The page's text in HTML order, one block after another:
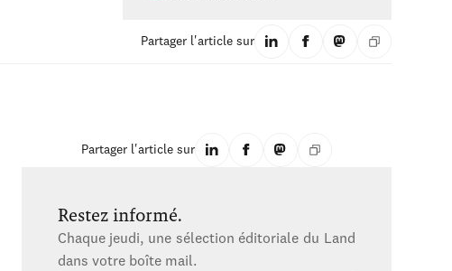
Partager l'article sur
Partager l'article sur
Restez informé.
Chaque jeudi, une sélection éditoriale du Land
dans votre boîte mail.